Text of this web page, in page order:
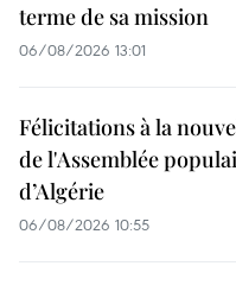
terme de sa mission
06/08/2026 13:01
Félicitations à la
de l'Assemblée
d’Algérie
06/08/2026 10:55